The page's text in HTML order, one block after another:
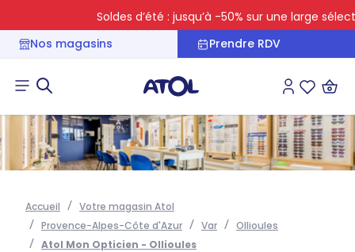
Soldes d’été : jusqu’à -50% sur une large sélection
Nos magasins
Prendre RDV
Connexion
Accueil
Votre magasin Atol
Provence-Alpes-Côte d'Azur
Var
Ollioules
Atol Mon Opticien - Ollioules